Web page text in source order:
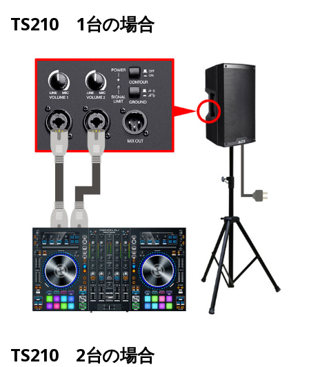
TS210 1台の場合
TS210 2台の場合